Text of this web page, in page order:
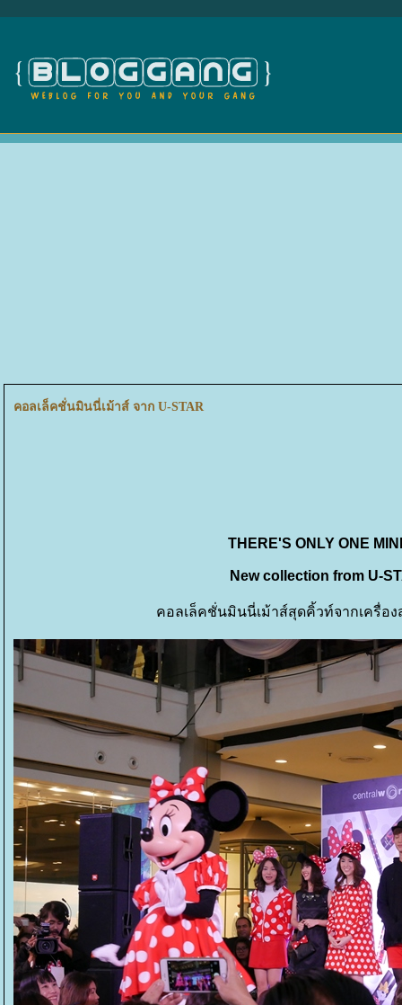
คอลเล็คชั่นมินนี่เม้าส์ จาก U-STAR
THERE'S ONLY ONE
New collection from U-
คอลเล็คชั่นมินนี่เม้าส์สุดคิ้วท์จากเครื่อง